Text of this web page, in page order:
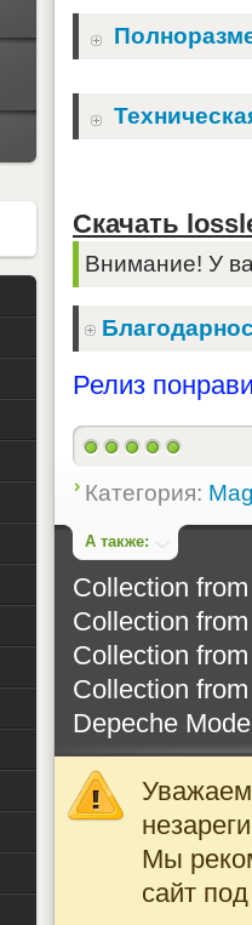
Скачать
Внимание! У
Релиз
Категория:
А также:
Collection
Collection
Collection
Collection
Depeche
Мы
сайт